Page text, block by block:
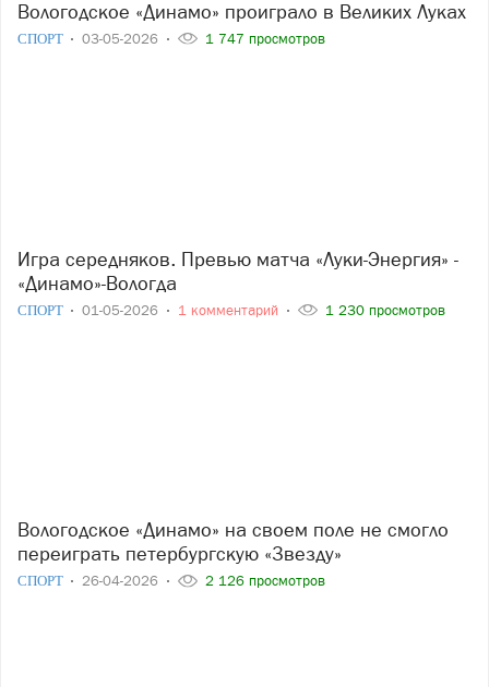
Вологодское «Динамо» проиграло в Великих Луках
СПОРТ 03-05-2026 1 747 просмотров
Игра середняков. Превью матча «Луки-Энергия» -
«Динамо»-Вологда
СПОРТ 01-05-2026 1 комментарий 1 230 просмотров
Вологодское «Динамо» на своем поле не смогло
переиграть петербургскую «Звезду»
СПОРТ 26-04-2026 2 126 просмотров